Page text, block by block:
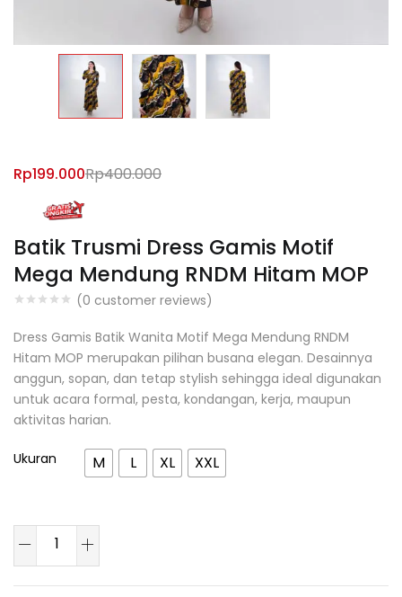
Batik Trusmi Dress Gamis Motif
Mega Mendung RNDM Hitam MOP
(0 customer reviews)
Rp199.000Rp400.000
Dress Gamis Batik Wanita Motif Mega Mendung RNDM
Hitam MOP merupakan pilihan busana elegan. Desainnya
anggun, sopan, dan tetap stylish sehingga ideal digunakan
untuk acara formal, pesta, kondangan, kerja, maupun
aktivitas harian.
Ukuran M L XL XXL